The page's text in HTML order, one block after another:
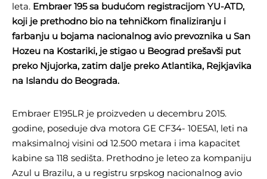
leta. Embraer 195 sa budućom registracijom YU-ATD,
koji je prethodno bio na tehničkom finaliziranju i
farbanju u bojama nacionalnog avio prevoznika u San
Hozeu na Kostariki, je stigao u Beograd prešavši put
preko Njujorka, zatim dalje preko Atlantika, Rejkjavika
na Islandu do Beograda.
Embraer E195LR je proizveden u decembru 2015.
godine, poseduje dva motora GE CF34- 10E5A1, leti na
maksimalnoj visini od 12.500 metara i ima kapacitet
kabine sa 118 sedišta. Prethodno je leteo za kompaniju
Azul u Brazilu, a u registru srpskog nacionalnog avio